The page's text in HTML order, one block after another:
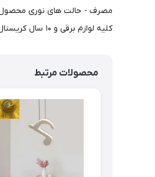
کلیه لوازم برقی و ۱۰ سال کریستال و صفحه استیل - کنترل محصول : این محصول کنترل ۳ کانال دارد.- رنگ بدنه محصول : استیل نقره ای ( بدنه طلایی این محصول نیز تولید میگردد )
محصولات مرتبط